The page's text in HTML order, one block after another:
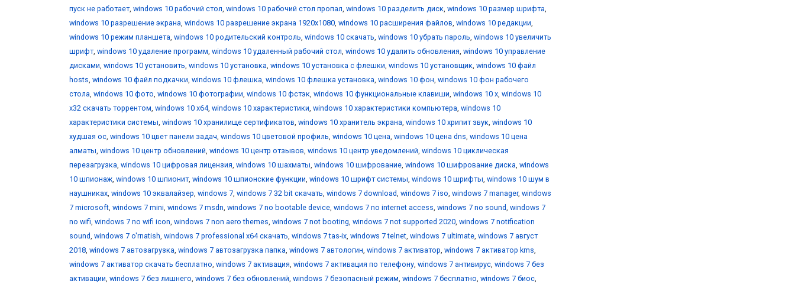
пуск не работает, windows 10 рабочий стол, windows 10 рабочий стол пропал, windows 10 разделить диск, windows 10 размер шрифта,
windows 10 разрешение экрана, windows 10 разрешение экрана 1920x1080, windows 10 расширения файлов, windows 10 редакции,
windows 10 режим планшета, windows 10 родительский контроль, windows 10 скачать, windows 10 убрать пароль, windows 10 увеличить
шрифт, windows 10 удаление программ, windows 10 удаленный рабочий стол, windows 10 удалить обновления, windows 10 управление
дисками, windows 10 установить, windows 10 установка, windows 10 установка с флешки, windows 10 установщик, windows 10 файл
hosts, windows 10 файл подкачки, windows 10 флешка, windows 10 флешка установка, windows 10 фон, windows 10 фон рабочего
стола, windows 10 фото, windows 10 фотографии, windows 10 фстэк, windows 10 функциональные клавиши, windows 10 х, windows 10
х32 скачать торрентом, windows 10 х64, windows 10 характеристики, windows 10 характеристики компьютера, windows 10
характеристики системы, windows 10 хранилище сертификатов, windows 10 хранитель экрана, windows 10 хрипит звук, windows 10
худшая ос, windows 10 цвет панели задач, windows 10 цветовой профиль, windows 10 цена, windows 10 цена dns, windows 10 цена
алматы, windows 10 центр обновлений, windows 10 центр отзывов, windows 10 центр уведомлений, windows 10 циклическая
перезагрузка, windows 10 цифровая лицензия, windows 10 шахматы, windows 10 шифрование, windows 10 шифрование диска, windows
10 шпионаж, windows 10 шпионит, windows 10 шпионские функции, windows 10 шрифт системы, windows 10 шрифты, windows 10 шум в
наушниках, windows 10 эквалайзер, windows 7, windows 7 32 bit скачать, windows 7 download, windows 7 iso, windows 7 manager, windows
7 microsoft, windows 7 mini, windows 7 msdn, windows 7 no bootable device, windows 7 no internet access, windows 7 no sound, windows 7
no wifi, windows 7 no wifi icon, windows 7 non aero themes, windows 7 not booting, windows 7 not supported 2020, windows 7 notification
sound, windows 7 o'rnatish, windows 7 professional x64 скачать, windows 7 tas-ix, windows 7 telnet, windows 7 ultimate, windows 7 август
2018, windows 7 автозагрузка, windows 7 автозагрузка папка, windows 7 автологин, windows 7 активатор, windows 7 активатор kms,
windows 7 активатор скачать бесплатно, windows 7 активация, windows 7 активация по телефону, windows 7 антивирус, windows 7 без
активации, windows 7 без лишнего, windows 7 без обновлений, windows 7 безопасный режим, windows 7 бесплатно, windows 7 биос,